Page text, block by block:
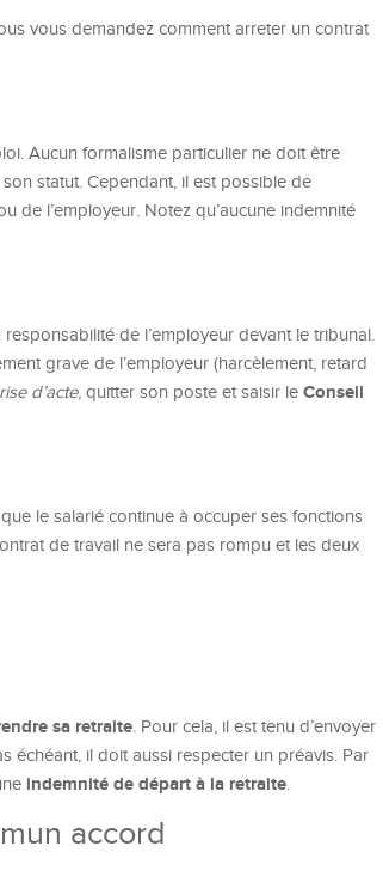
vous demandez comment arreter un contrat
Aucun formalisme particulier ne doit être
statut. Cependant, il est possible de
de l’employeur. Notez qu’aucune indemnité
de l’employeur devant le tribunal.
grave de l’employeur (harcèlement, retard
d’acte, quitter son poste et saisir le Conseil
le salarié continue à occuper ses fonctions
de travail ne sera pas rompu et les deux
sa retraite. Pour cela, il est tenu d’envoyer
échéant, il doit aussi respecter un préavis. Par
indemnité de départ à la retraite.
accord